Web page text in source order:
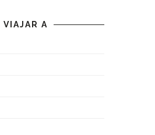
VIAJAR A